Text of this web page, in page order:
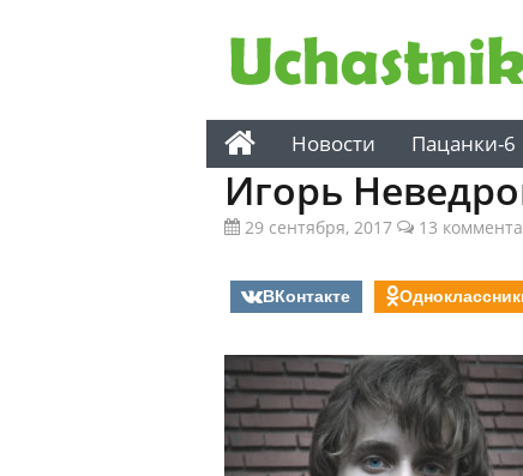
Новости Пацанки-6
Игорь
29 сентября, 2017 13
ВКонтакте